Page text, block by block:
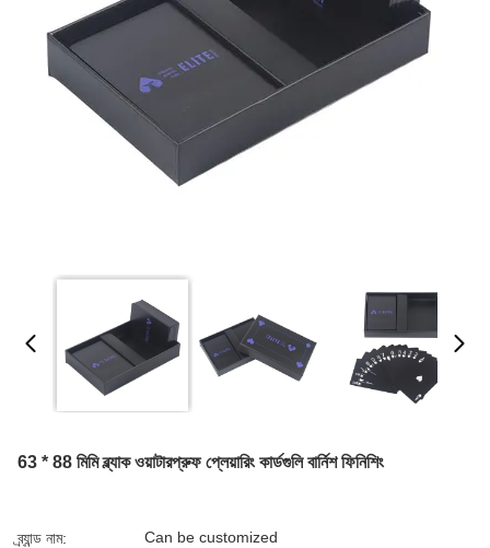
63 * 88 মিমি ব্ল্যাক ওয়াটারপ্রুফ প্লেয়ারিং কার্ডগুলি বার্নিশ ফিনিশিং
ব্র্যান্ড নাম: Can be customized